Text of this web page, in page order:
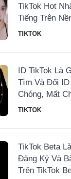
TikTok Hot
Tiếng Trên
TIKTOK
ID TikTok Là
Tìm Và Đổi ID
Chóng, Mất
TIKTOK
TikTok Beta
Đăng Ký Và
Trên TikTok